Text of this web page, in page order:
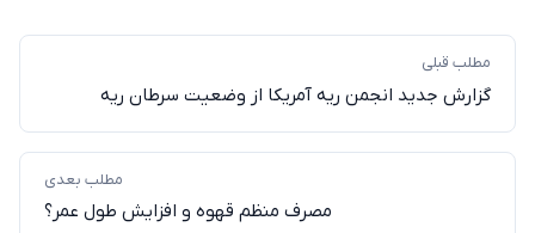
مطلب قبلی
گزارش جدید انجمن ریه آمریکا از وضعیت سرطان ریه
مطلب بعدی
مصرف منظم قهوه و افزایش طول عمر؟